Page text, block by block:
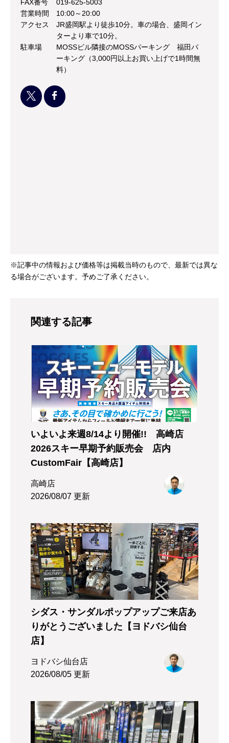
FAX番号
019-625-5003
営業時間
10:00～20:00
アクセス
JR盛岡駅より徒歩10分。車の場合、盛岡イン
ターより車で10分。
駐車場
MOSSビル隣接のMOSSパーキング 福田パ
ーキング（3,000円以上お買い上げで1時間無
料）
※記事中の情報および価格等は掲載当時のもので、最新では異な
る場合がございます。予めご了承ください。
関連する記事
いよいよ来週8/14より開催!! 高崎店
2026スキー早期予約販売会 店内
CustomFair【高崎店】
高崎店
2026/08/07 更新
シダス・サンダルポップアップご来店あ
りがとうございました【ヨドバシ仙台
店】
ヨドバシ仙台店
2026/08/05 更新